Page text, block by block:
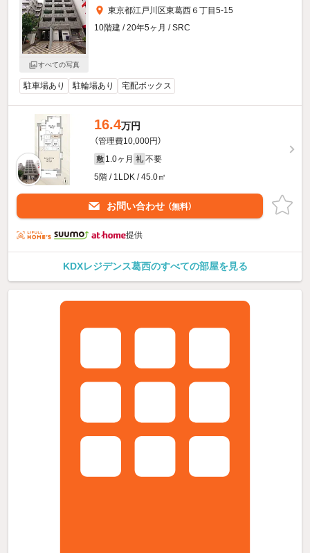
すべての写真
東京都江戸川区東葛西６丁目5-15
10階建 / 20年5ヶ月 / SRC
駐車場あり 駐輪場あり 宅配ボックス
16.4万円
（管理費10,000円）
敷 1.0ヶ月 礼 不要
5階 / 1LDK / 45.0㎡
お問い合わせ （無料）
提供
KDXレジデンス葛西のすべての部屋を見る